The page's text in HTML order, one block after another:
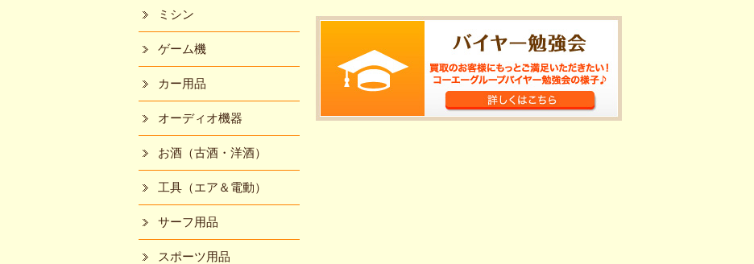
ミシン
ゲーム機
カー用品
オーディオ機器
お酒（古酒・洋酒）
工具（エア＆電動）
サーフ用品
スポーツ用品